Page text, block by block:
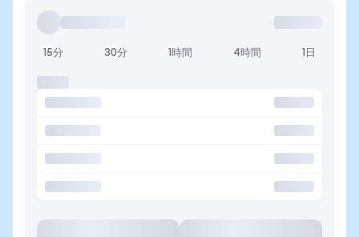
15分 30分 1時間 4時間 1日